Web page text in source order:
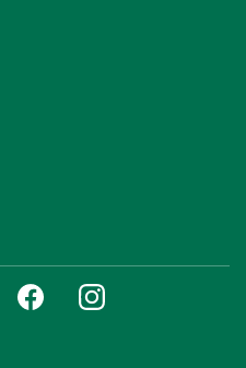
FaceboockInstagram